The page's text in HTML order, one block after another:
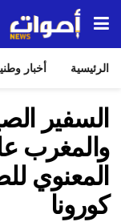
الرئيسية أخبار
السفير
والمغرب
المعنوي
كورونا